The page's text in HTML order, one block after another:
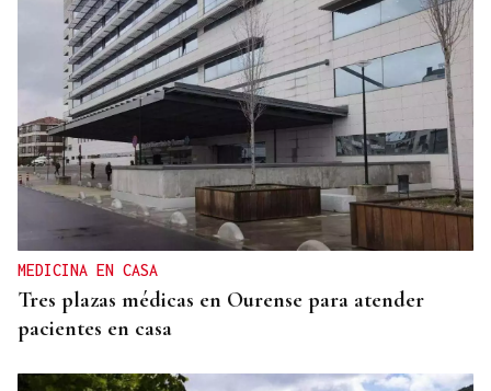
CUENTA CON ANTECEDENTES
Despliegue policial en Redondela por un hombre
atrincherado en su vivienda
MEDICINA EN CASA
Tres plazas médicas en Ourense para atender
pacientes en casa